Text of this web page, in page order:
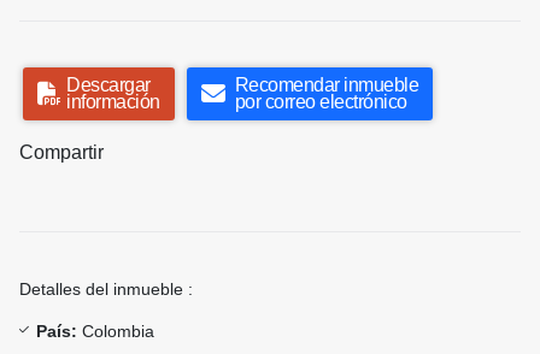
Descargar
información
Recomendar inmueble
por correo electrónico
Compartir
Detalles del inmueble :
País: Colombia